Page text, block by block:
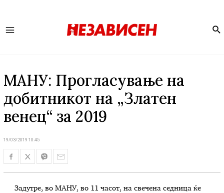
МАНУ: Прогласување на
добитникот на „Златен
венец“ за 2019
19/03/2019 10:45
Задутре, во МАНУ, во 11 часот, на свечена седница ќе